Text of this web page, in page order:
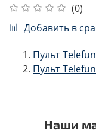
(0)
Добавить в
Пульт
Пульт
Наши